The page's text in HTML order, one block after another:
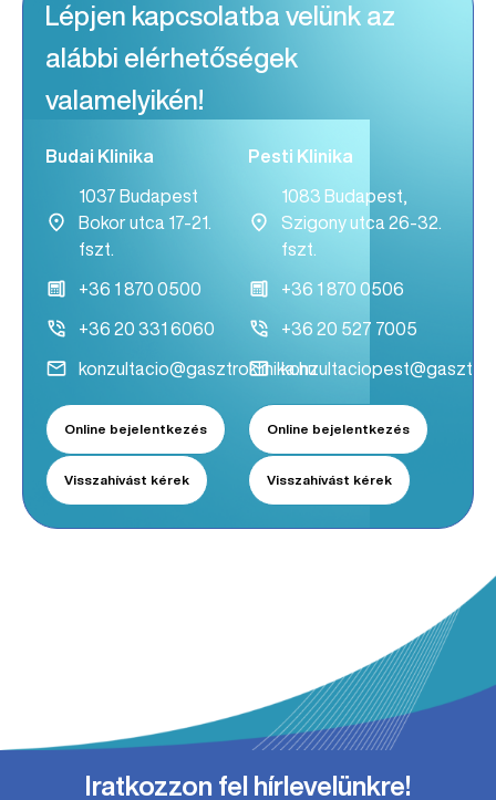
Lépjen kapcsolatba velünk az
alábbi elérhetőségek
valamelyikén!
Budai Klinika
1037 Budapest
Bokor utca 17-21.
fszt.
+36 1 870 0500
+36 20 331 6060
konzultacio@gasztroklinika.hu
Online bejelentkezés
Visszahívást kérek
Pesti Klinika
1083 Budapest,
Szigony utca 26-32.
fszt.
+36 1 870 0506
+36 20 527 7005
Online bejelentkezés
Visszahívást kérek
Iratkozzon fel hírlevelünkre!